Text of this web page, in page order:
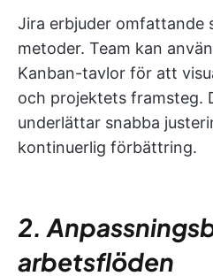
Jira erbjuder omfattande
metoder. Team kan
Kanban-tavlor för att
och projektets framsteg.
underlättar snabba
kontinuerlig förbättring.
2.
arbetsflöden